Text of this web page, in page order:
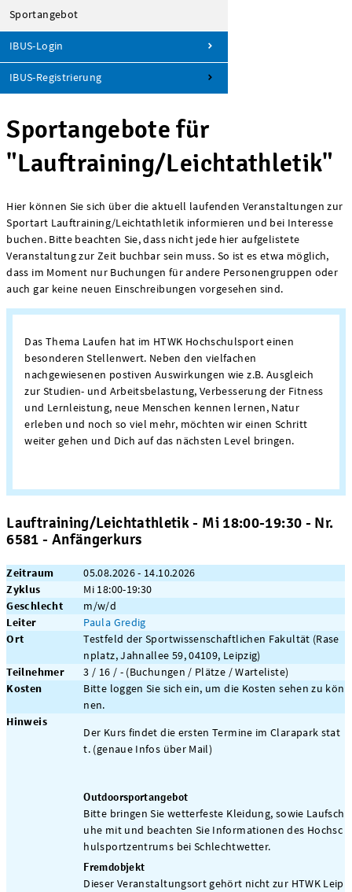
Sportangebot
IBUS-Login
IBUS-Registrierung
Sportangebote für
"Lauftraining/Leichtathletik"
Hier können Sie sich über die aktuell laufenden Veranstaltungen zur
Sportart Lauftraining/Leichtathletik informieren und bei Interesse
buchen. Bitte beachten Sie, dass nicht jede hier aufgelistete
Veranstaltung zur Zeit buchbar sein muss. So ist es etwa möglich,
dass im Moment nur Buchungen für andere Personengruppen oder
auch gar keine neuen Einschreibungen vorgesehen sind.
Das Thema Laufen hat im HTWK Hochschulsport einen
besonderen Stellenwert. Neben den vielfachen
nachgewiesenen postiven Auswirkungen wie z.B. Ausgleich
zur Studien- und Arbeitsbelastung, Verbesserung der Fitness
und Lernleistung, neue Menschen kennen lernen, Natur
erleben und noch so viel mehr, möchten wir einen Schritt
weiter gehen und Dich auf das nächsten Level bringen.
Lauftraining/Leichtathletik - Mi 18:00-19:30 - Nr.
6581 - Anfängerkurs
Zeitraum
05.08.2026 - 14.10.2026
Zyklus
Mi 18:00-19:30
Geschlecht
m/w/d
Leiter
Paula Gredig
Ort
Testfeld der Sportwissenschaftlichen Fakultät (Rase
nplatz, Jahnallee 59, 04109, Leipzig)
Teilnehmer
3 / 16 / - (Buchungen / Plätze / Warteliste)
Kosten
Bitte loggen Sie sich ein, um die Kosten sehen zu kön
nen.
Hinweis
Der Kurs findet die ersten Termine im Clarapark stat
t. (genaue Infos über Mail)
Outdoorsportangebot
Bitte bringen Sie wetterfeste Kleidung, sowie Laufsch
uhe mit und beachten Sie Informationen des Hochsc
hulsportzentrums bei Schlechtwetter.
Fremdobjekt
Dieser Veranstaltungsort gehört nicht zur HTWK Leip